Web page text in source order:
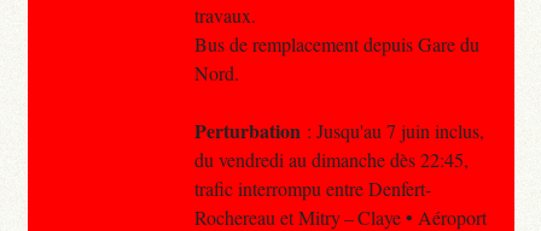
travaux.
Bus de remplacement depuis Gare du
Nord.
Perturbation : Jusqu'au 7 juin inclus,
du vendredi au dimanche dès 22:45,
trafic interrompu entre Denfert-
Rochereau et Mitry – Claye • Aéroport